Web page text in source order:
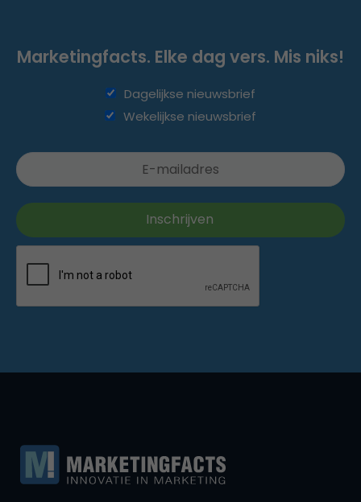
Marketingfacts. Elke dag vers. Mis niks!
Dagelijkse nieuwsbrief
Wekelijkse nieuwsbrief